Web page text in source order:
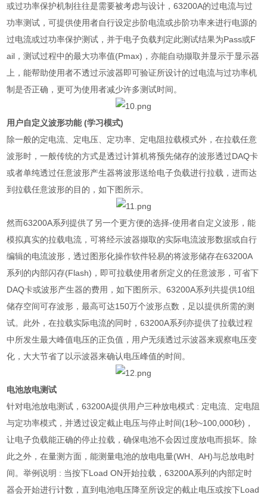
或过功率保护机制往往是需要被考虑与设计，63200A的过电流与过
功率测试，可提供使用者自行设定步阶电流或步阶功率来进行电源的
过电流或过功率保护测试，并于电子负载判定此测试结果为Pass或F
ail ，测试过程中的最大功率值(Pmax) ，亦能自动撷取并显示于显示器
上，能帮助使用者不透过示波器即可验证所设计的过电流与过功率机
制是否正确，更可为使用者减少许多测试时间。
用户自定义波形功能(学习模式)
除一般的定电流、定电压、定功率、定电阻拉载模式外，在拉载任意
波形时，一般传统的方式是透过计算机将预先储存的波形透过DAQ卡
或者单纯透过任意波形产生器将波形送给电子负载进行拉载，进而达
到拉载任意波形的目的，如下图所示。
然而63200A系列提供了另一个更方便的选择-使用者自定义波形，能
模拟真实的拉载电流，可将经示波器撷取的实际电流波形数据或自行
编辑的电流波形，透过图形化操作软件轻易的将波形储存在63200A
系列的内部闪存(Flash) ，即可拉载使用者所定义的任意波形，可省下
DAQ卡或波形产生器的费用，如下图所示。63200A系列共提供10组
储存空间可存波形，最高可达150万个波形点数，足以提供所需的测
试。此外，在拉载实际电流的同时，63200A系列亦提供了拉载过程
中所发生最大峰值电压的正负值，用户无须透过示波器来观察电压变
化，大大节省了以示波器来确认电压峰值的时间。
电池放电测试
针对电池放电测试，63200A提供用户三种放电模式 : 定电流、定电阻
与定功率模式，并透过设定截止电压与停止时间(1秒~100,000秒) ，
让电子负载能正确的停止拉载，确保电池不会因过度放电而损坏。除
此之外，在量测方面，能测量电池的放电电量(WH 、AH)与总放电时
间。举例说明 : 当按下Load ON开始拉载，63200A系列的内部定时
器会开始进行计数，直到电池电压降至所设定的截止电压或按下Load